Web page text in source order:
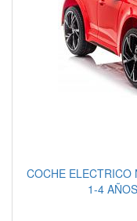
COCHE ELECTRICO
1-4